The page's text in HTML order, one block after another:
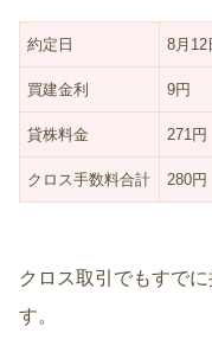
約定日 8月12
買建金利 9円
貸株料金 271円
クロス手数料合計 280円
クロス取引でもすで
す。